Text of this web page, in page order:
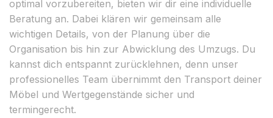
optimal vorzubereiten, bieten wir dir eine individuelle
Beratung an. Dabei klären wir gemeinsam alle
wichtigen Details, von der Planung über die
Organisation bis hin zur Abwicklung des Umzugs. Du
kannst dich entspannt zurücklehnen, denn unser
professionelles Team übernimmt den Transport deiner
Möbel und Wertgegenstände sicher und
termingerecht.